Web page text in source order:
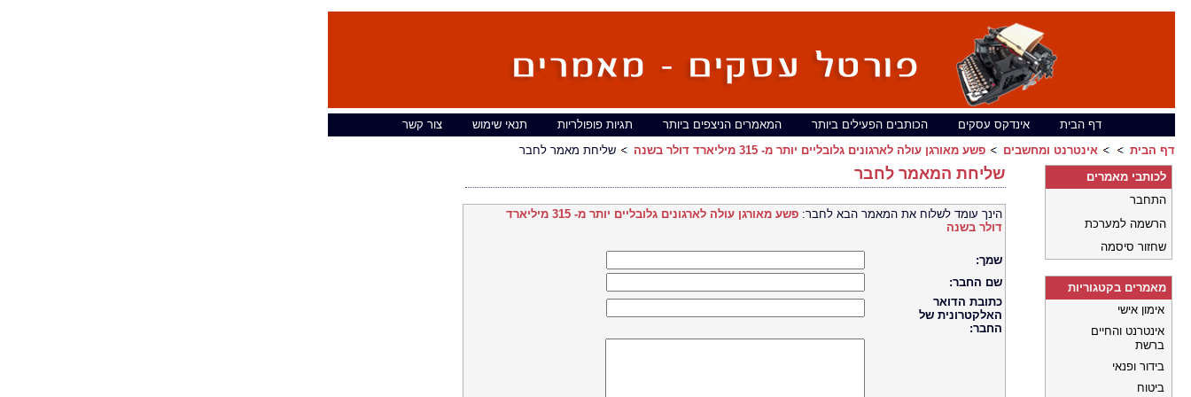
דף הבית אינדקס עסקים הכותבים הפעילים ביותר המאמרים הניצפים ביותר תגיות פופולריות תנאי שימוש
צור קשר
דף הבית
אינטרנט ומחשבים פשע מאורגן עולה לארגונים גלובליים יותר מ- 315 מיליארד דולר בשנה שליחת מאמר לחבר
שליחת המאמר לחבר
הינך עומד לשלוח את המאמר הבא לחבר:
פשע מאורגן עולה לארגונים גלובליים יותר מ- 315 מיליארד
דולר בשנה
שמך:
שם החבר:
כתובת הדואר
האלקטרונית של
החבר:
לכותבי מאמרים
התחבר
הרשמה למערכת
שחזור סיסמה
מאמרים בקטגוריות
אימון אישי
אינטרנט והחיים
ברשת
בידור ופנאי
ביטוח